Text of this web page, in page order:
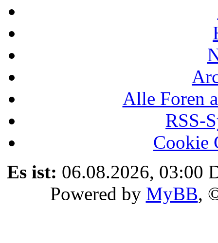
Alle Foren
RSS-
Cookie
Es ist: 06.08.2026, 03:00
Powered by MyBB,